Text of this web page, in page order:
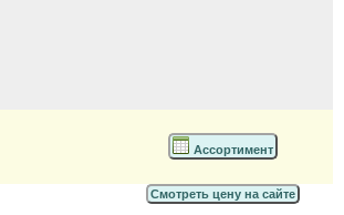
Ассортимент
Смотреть цену на сайте